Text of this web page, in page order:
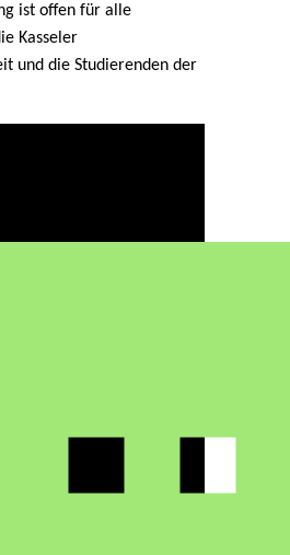
ist offen für alle
Kasseler
und die Studierenden der